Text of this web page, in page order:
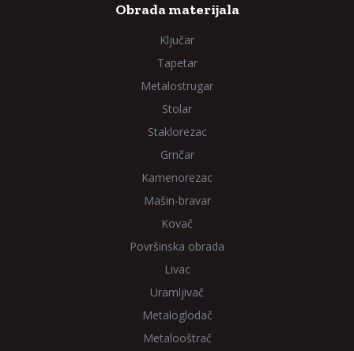
Obrada materijala
Ključar
Tapetar
Metalostrugar
Stolar
Staklorezac
Grnčar
Kamenorezac
Mašin-bravar
Kovač
Površinska obrada
Livac
Uramljivač
Metaloglodač
Metalooštrač